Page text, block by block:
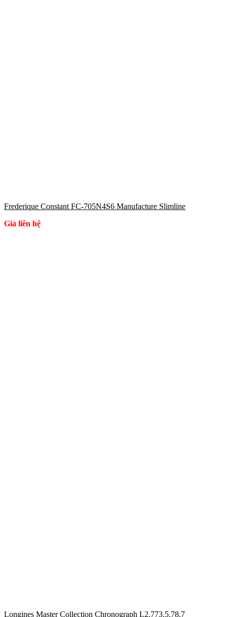
Frederique Constant FC-705N4S6 Manufacture Slimline
Giá liên hệ
Longines Master Collection Chronograph L2.773.5.78.7